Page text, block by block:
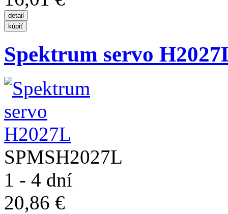
Spektrum servo
SPMSH2027L
1 - 4 dní
20,86 €